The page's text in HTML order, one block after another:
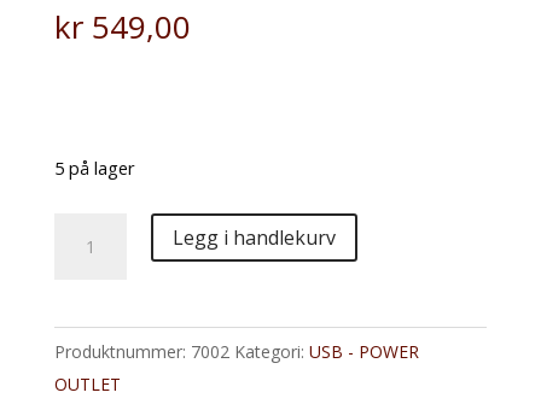
kr549,00
5 på lager
USB-
Blue
-
Aluminium
Legg i handlekurv
Produktnummer: 7002 Kategori: USB - POWER
OUTLET